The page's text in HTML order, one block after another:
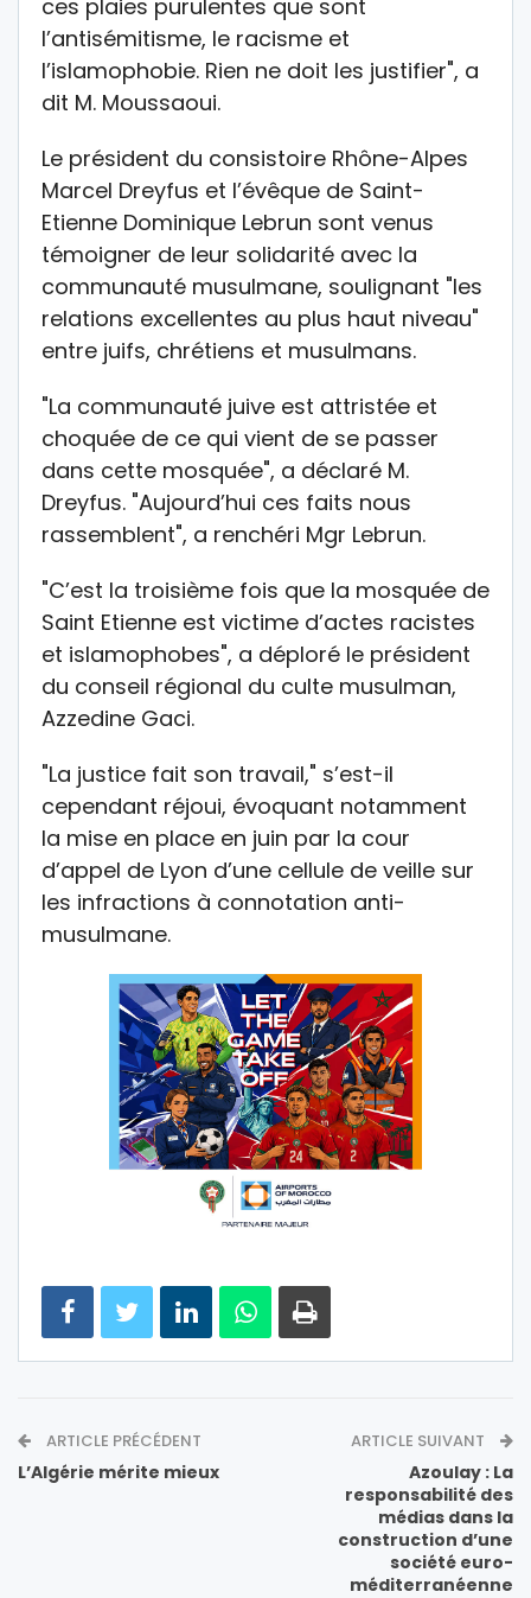
ces plaies purulentes que sont
l’antisémitisme, le racisme et
l’islamophobie. Rien ne doit les justifier", a
dit M. Moussaoui.
Le président du consistoire Rhône-Alpes
Marcel Dreyfus et l’évêque de Saint-
Etienne Dominique Lebrun sont venus
témoigner de leur solidarité avec la
communauté musulmane, soulignant "les
relations excellentes au plus haut niveau"
entre juifs, chrétiens et musulmans.
"La communauté juive est attristée et
choquée de ce qui vient de se passer
dans cette mosquée", a déclaré M.
Dreyfus. "Aujourd’hui ces faits nous
rassemblent", a renchéri Mgr Lebrun.
"C’est la troisième fois que la mosquée de
Saint Etienne est victime d’actes racistes
et islamophobes", a déploré le président
du conseil régional du culte musulman,
Azzedine Gaci.
"La justice fait son travail," s’est-il
cependant réjoui, évoquant notamment
la mise en place en juin par la cour
d’appel de Lyon d’une cellule de veille sur
les infractions à connotation anti-
musulmane.
ARTICLE PRÉCÉDENT
L’Algérie mérite mieux
ARTICLE SUIVANT
Azoulay : La
responsabilité des
médias dans la
construction d’une
société euro-
méditerranéenne